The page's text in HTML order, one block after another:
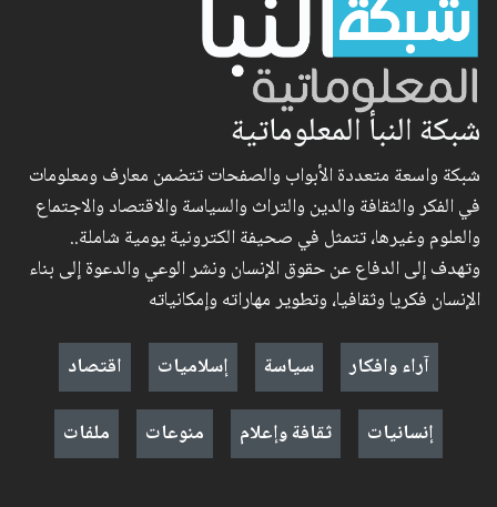
شبكة النبأ المعلوماتية
شبكة واسعة متعددة الأبواب والصفحات تتضمن معارف ومعلومات
في الفكر والثقافة والدين والتراث والسياسة والاقتصاد والاجتماع
والعلوم وغيرها، تتمثل في صحيفة الكترونية يومية شاملة..
وتهدف إلى الدفاع عن حقوق الإنسان ونشر الوعي والدعوة إلى بناء
الإنسان فكريا وثقافيا، وتطوير مهاراته وإمكانياته
آراء وافكار
سياسة إسلاميات
اقتصاد
إنسانيات
ثقافة وإعلام منوعات ملفات